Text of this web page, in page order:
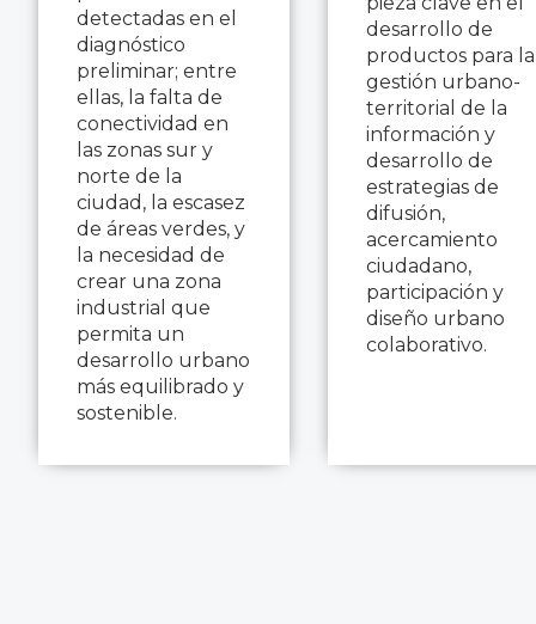
detectadas en el
diagnóstico
preliminar; entre
ellas, la falta de
conectividad en
las zonas sur y
norte de la
ciudad, la escasez
de áreas verdes, y
la necesidad de
crear una zona
industrial que
permita un
desarrollo urbano
más equilibrado y
sostenible.
desarrollo de
productos para la
gestión urbano-
territorial de la
información y
desarrollo de
estrategias de
difusión,
acercamiento
ciudadano,
participación y
diseño urbano
colaborativo.